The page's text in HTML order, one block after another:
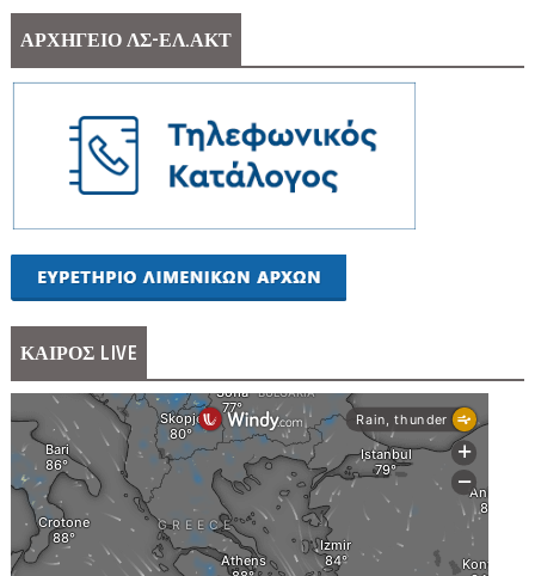
ΑΡΧΗΓΕΙΟ ΛΣ-ΕΛ.ΑΚΤ
ΚΑΙΡΟΣ LIVE